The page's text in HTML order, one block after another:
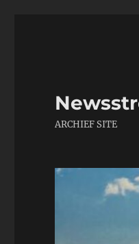
ARCHIEF SITE